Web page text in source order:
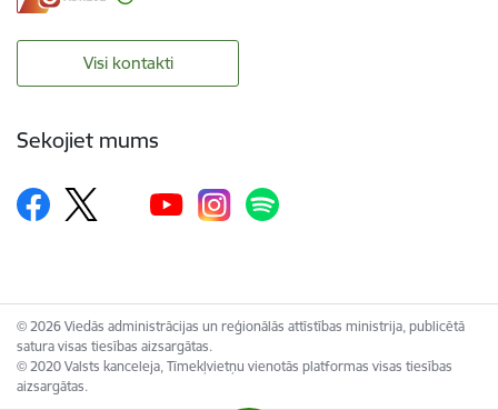
Visi kontakti
Sekojiet mums
© 2026 Viedās administrācijas un reģionālās attīstības ministrija, publicētā
satura visas tiesības aizsargātas.
© 2020 Valsts kanceleja, Tīmekļvietņu vienotās platformas visas tiesības
aizsargātas.